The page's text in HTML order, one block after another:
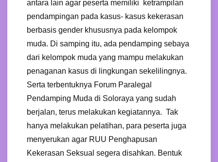
antara lain agar peserta memiliki ketrampilan
pendampingan pada kasus- kasus kekerasan
berbasis gender khususnya pada kelompok
muda. Di samping itu, ada pendamping sebaya
dari kelompok muda yang mampu melakukan
penaganan kasus di lingkungan sekelilingnya.
Serta terbentuknya Forum Paralegal
Pendamping Muda di Soloraya yang sudah
berjalan, terus melakukan kegiatannya. Tak
hanya melakukan pelatihan, para peserta juga
menyerukan agar RUU Penghapusan
Kekerasan Seksual segera disahkan. Bentuk